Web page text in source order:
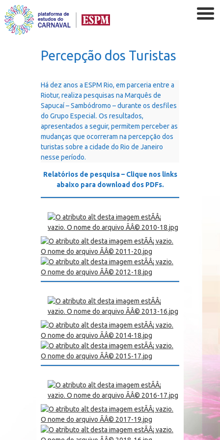
Percepção dos Turistas
Há dez anos a ESPM Rio, em parceria entre a
Riotur, realiza pesquisas na Marquês de
Sapucaí – Sambódromo – durante os desfiles
do Grupo Especial. Os resultados,
apresentados a seguir, permitem perceber as
mudanças que ocorreram na percepção dos
turistas sobre a cidade do Rio de Janeiro
nesse período.
Relatórios de pesquisa – Clique nos links
abaixo para download dos PDFs.